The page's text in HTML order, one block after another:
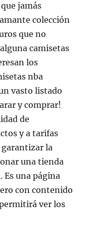
jamás
colección
que no
camisetas
los
nba
vasto listado
y comprar!
de
y a tarifas
garantizar la
una tienda
Es una página
con contenido
ver los